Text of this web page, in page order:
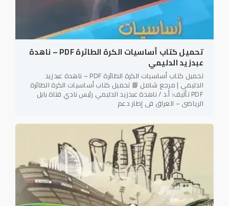
تحميل كتاب أساسيات الكرة الطائرة PDF – ناهدة
عبدزيد الدليمي
تحميل كتاب أساسيات الكرة الطائرة PDF – ناهدة عبدزيد
الدليمي | مرجع شامل 📘 تحميل كتاب أساسيات الكرة الطائرة
PDF تأليف: أ.د / ناهدة عبدزيد الدليمي رئيس نادي فتاة بابل
الرياضي – العراق في إطار دعم